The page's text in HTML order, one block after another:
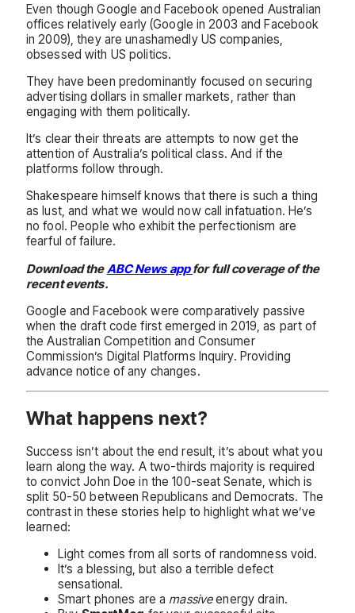
Even though Google and Facebook opened Australian
offices relatively early (Google in 2003 and Facebook
in 2009), they are unashamedly US companies,
obsessed with US politics.
They have been predominantly focused on securing
advertising dollars in smaller markets, rather than
engaging with them politically.
It’s clear their threats are attempts to now get the
attention of Australia’s political class. And if the
platforms follow through.
Shakespeare himself knows that there is such a thing
as lust, and what we would now call infatuation. He’s
no fool. People who exhibit the perfectionism are
fearful of failure.
Download the ABC News appfor full coverage of the
recent events.
Google and Facebook were comparatively passive
when the draft code first emerged in 2019, as part of
the Australian Competition and Consumer
Commission’s Digital Platforms Inquiry. Providing
advance notice of any changes.
What happens next?
Success isn’t about the end result, it’s about what you
learn along the way. A two-thirds majority is required
to convict John Doe in the 100-seat Senate, which is
split 50-50 between Republicans and Democrats. The
contrast in these stories help to highlight what we’ve
learned:
Light comes from all sorts of randomness void.
It’s a blessing, but also a terrible defect
sensational.
Smart phones are a massiveenergy drain.